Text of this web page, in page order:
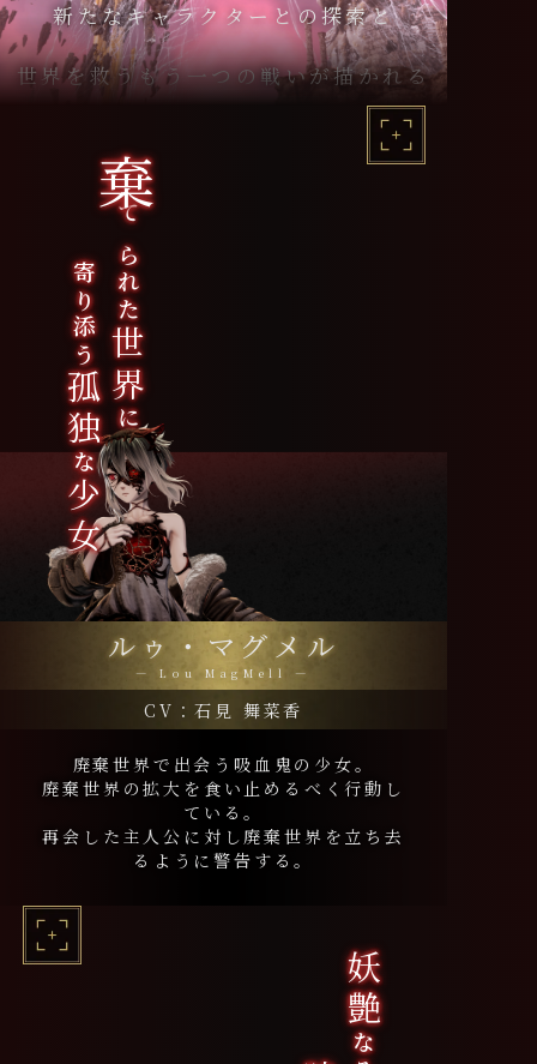
新たなキャラクターとの探索と
世界を救うもう一つの戦いが描かれる
棄
てられた
世界
に
寄り添う
孤独
な
少女
ルゥ・マグメル
― Lou MagMell ―
CV：石見 舞菜香
廃棄世界で出会う吸血鬼の少女。
廃棄世界の拡大を食い止めるべく行動し
ている。
再会した主人公に対し廃棄世界を立ち去
るように警告する。
妖艶